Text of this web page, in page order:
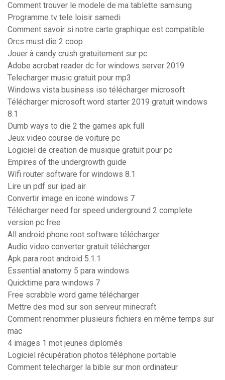
Comment trouver le modele de ma tablette samsung
Programme tv tele loisir samedi
Comment savoir si notre carte graphique est compatible
Orcs must die 2 coop
Jouer à candy crush gratuitement sur pc
Adobe acrobat reader dc for windows server 2019
Telecharger music gratuit pour mp3
Windows vista business iso télécharger microsoft
Télécharger microsoft word starter 2019 gratuit windows
8.1
Dumb ways to die 2 the games apk full
Jeux video course de voiture pc
Logiciel de creation de musique gratuit pour pc
Empires of the undergrowth guide
Wifi router software for windows 8.1
Lire un pdf sur ipad air
Convertir image en icone windows 7
Télécharger need for speed underground 2 complete
version pc free
All android phone root software télécharger
Audio video converter gratuit télécharger
Apk para root android 5.1.1
Essential anatomy 5 para windows
Quicktime para windows 7
Free scrabble word game télécharger
Mettre des mod sur son serveur minecraft
Comment renommer plusieurs fichiers en même temps sur
mac
4 images 1 mot jeunes diplomés
Logiciel récupération photos téléphone portable
Comment telecharger la bible sur mon ordinateur